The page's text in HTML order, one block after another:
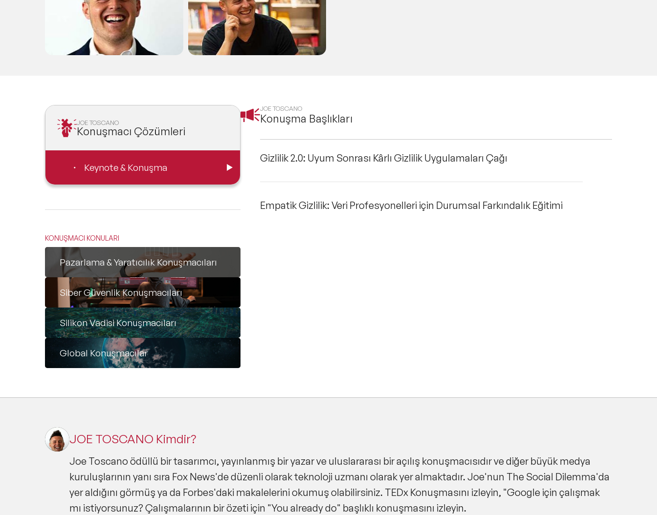
JOE TOSCANO
Konuşmacı Çözümleri
Keynote & Konuşma
KONUŞMACI KONULARI
Pazarlama & Yaratıcılık Konuşmacıları
Siber Güvenlik Konuşmacıları
Silikon Vadisi Konuşmacıları
Global Konuşmacılar
JOE TOSCANO
Konuşma Başlıkları
Gizlilik 2.0: Uyum Sonrası Kârlı Gizlilik Uygulamaları Çağı
Empatik Gizlilik: Veri Profesyonelleri için Durumsal Farkındalık Eğitimi
JOE TOSCANO Kimdir?
Joe Toscano ödüllü bir tasarımcı, yayınlanmış bir yazar ve uluslararası bir açılış konuşmacısıdır ve diğer büyük medya
kuruluşlarının yanı sıra Fox News'de düzenli olarak teknoloji uzmanı olarak yer almaktadır. Joe'nun The Social Dilemma'da
yer aldığını görmüş ya da Forbes'daki makalelerini okumuş olabilirsiniz. TEDx Konuşmasını izleyin, "Google için çalışmak
mı istiyorsunuz? Çalışmalarının bir özeti için "You already do" başlıklı konuşmasını izleyin.